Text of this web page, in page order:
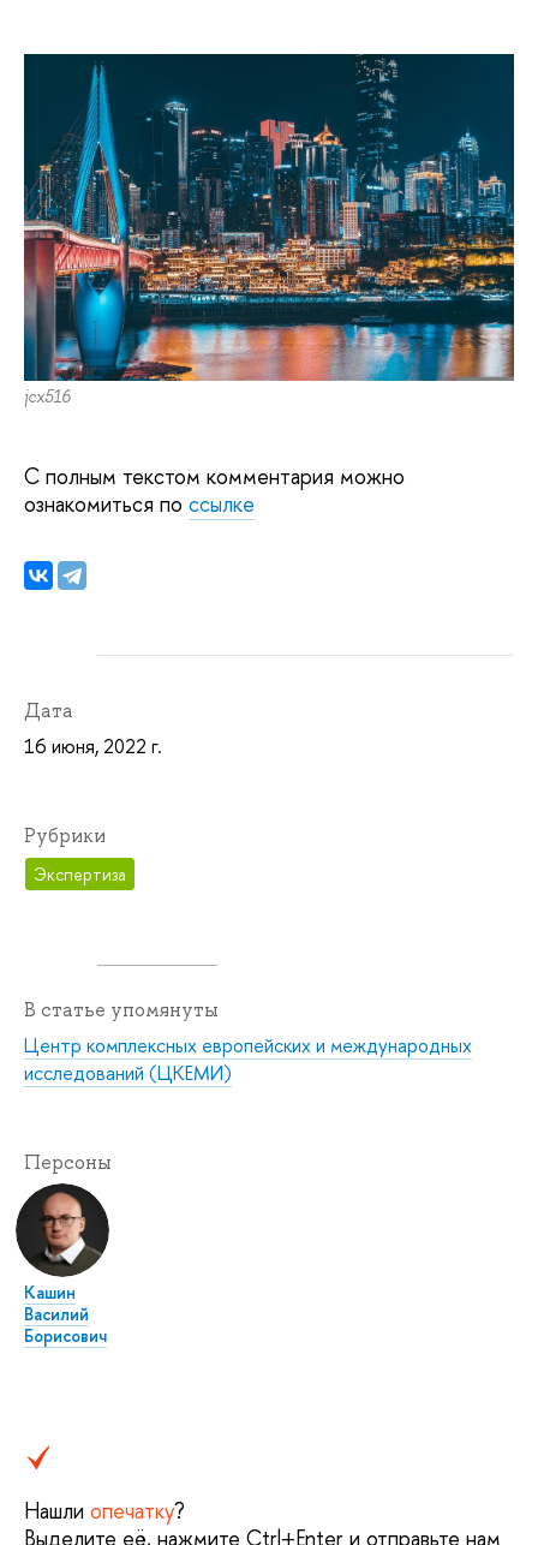
jcx516
С полным текстом комментария можно
ознакомиться по ссылке
Дата
16 июня, 2022 г.
Рубрики
Экспертиза
В статье упомянуты
Центр комплексных европейских и международных
исследований (ЦКЕМИ)
Персоны
Кашин
Василий
Борисович
Нашли опечатку?
Выделите её, нажмите Ctrl+Enter и отправьте нам